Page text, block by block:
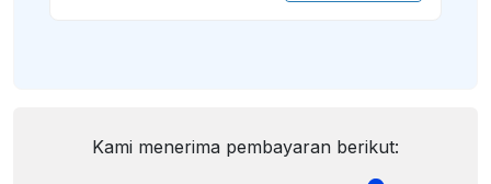
Kami menerima pembayaran berikut: